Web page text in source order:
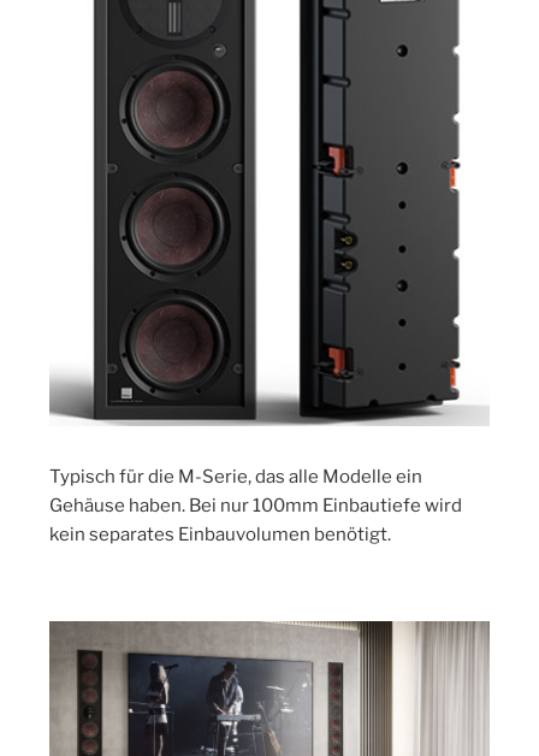
Typisch für die M-Serie, das alle Modelle ein
Gehäuse haben. Bei nur 100mm Einbautiefe wird
kein separates Einbauvolumen benötigt.